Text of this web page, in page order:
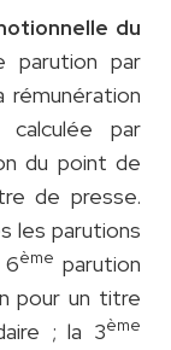
du
parution par
par
du point de
de presse.
les parutions
6ème parution
pour un titre
; la 3ème